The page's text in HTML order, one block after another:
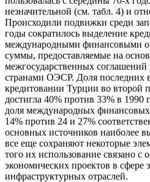
незначительной (см. табл. 4) и
Происходили подвижки среди
годы сократилось выделение
международными финансовыми
суммы, предоставляемые на
межгосударственных
странами ОЭСР. Доля последних
кредитовании Турции во второй
достигла 40% против 33% в 1990
доля международных
14% против 24 и 27%
основных источников наиболее
все еще сохраняют некоторые
того их использование связано
экономических проектов в сфере
инфраструктурных отраслей.